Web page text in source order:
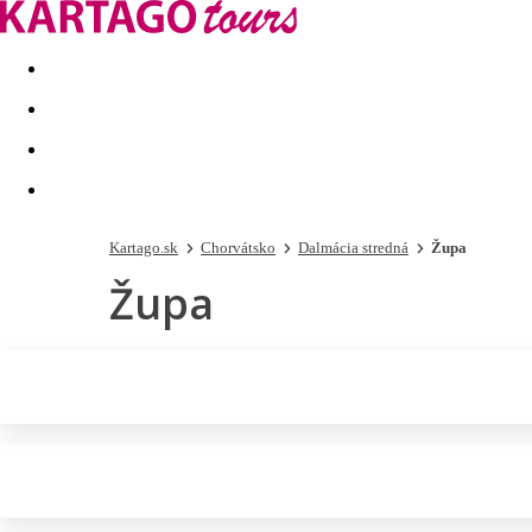
Last minute Dovolenkové kluby
Kartago.sk Chorvátsko Dalmácia stredná Župa
Župa